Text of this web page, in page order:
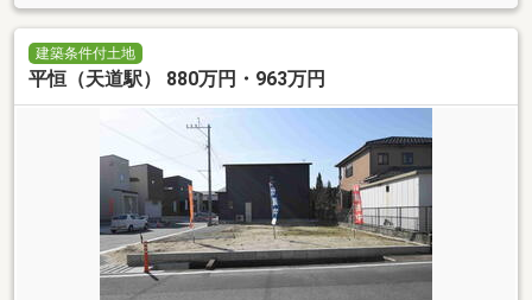
建築条件付土地
平恒（天道駅） 880万円・963万円